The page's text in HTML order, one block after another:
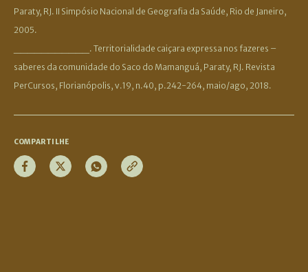
Paraty, RJ. II Simpósio Nacional de Geografia da Saúde, Rio de Janeiro,
2005.
___________. Territorialidade caiçara expressa nos fazeres –
saberes da comunidade do Saco do Mamanguá, Paraty, RJ. Revista
PerCursos, Florianópolis, v.19, n.40, p.242-264, maio/ago, 2018.
COMPARTILHE